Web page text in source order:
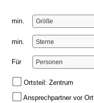
min.
min.
Für
Ortsteil: Zentrum
Ansprechpartner vor Ort